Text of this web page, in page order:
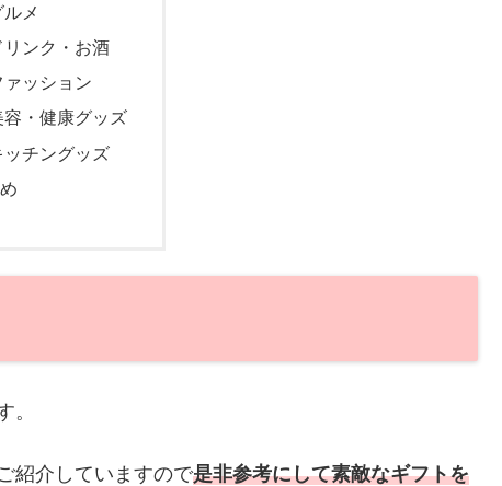
ルメ
リンク・お酒
ァッション
容・健康グッズ
ッチングッズ
。
紹介していますので是非参考にして素敵なギフトを